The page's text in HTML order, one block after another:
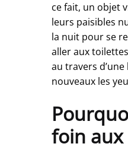
ce fait, un objet
leurs paisibles
la nuit pour se
aller aux
au travers
nouveaux les
foin aux